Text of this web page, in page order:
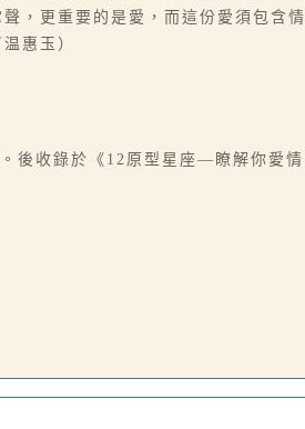
，更重要的是愛，而這份愛須包含
惠玉）
後收錄於《12原型星座—瞭解你愛